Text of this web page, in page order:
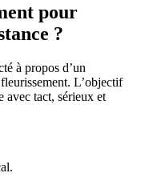
pour
?
à propos d’un
L’objectif
avec tact, sérieux et